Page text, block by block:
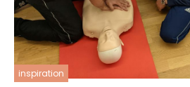
inspiration